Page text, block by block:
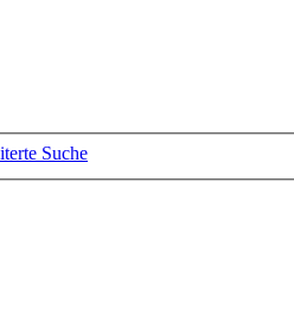
Suche